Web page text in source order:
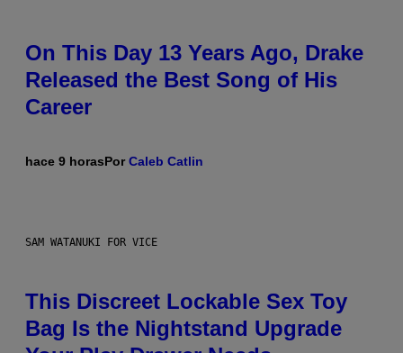
On This Day 13 Years Ago, Drake
Released the Best Song of His
Career
hace 9 horasPorCaleb Catlin
SAM WATANUKI FOR VICE
This Discreet Lockable Sex Toy
Bag Is the Nightstand Upgrade